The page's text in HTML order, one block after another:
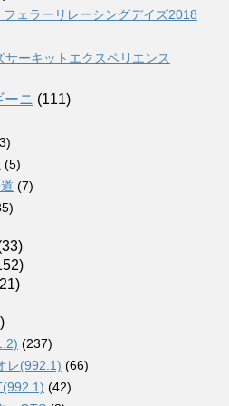
ェラーリレーシングデイズ2018
ーキットエクスペリエンス
ーニ (111)
(5)
(7)
(237)
レ(992.1) (66)
(42)